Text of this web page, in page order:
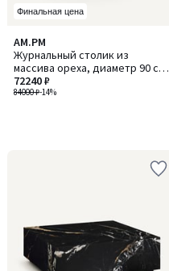
Финальная цена
AM.PM
Журнальный столик из
массива ореха, диаметр 90 см,
MARICIELO / МАРИСИЕЛО
84000 ₽-14%
72240 ₽